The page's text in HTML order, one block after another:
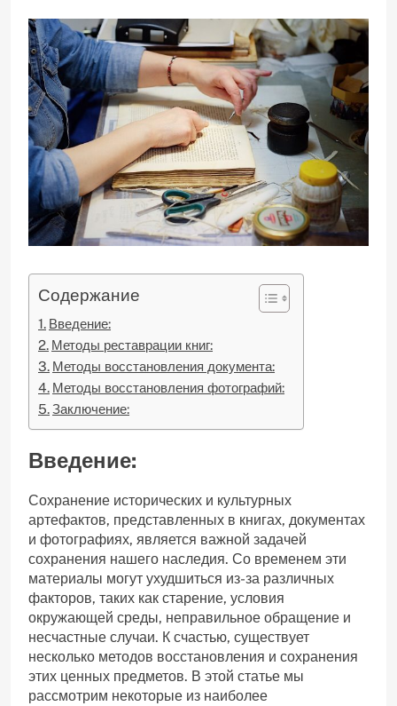
Содержание
Введение:
Методы реставрации книг:
Методы восстановления документа:
Методы восстановления фотографий:
Заключение:
Введение:
Сохранение исторических и культурных
артефактов, представленных в книгах, документах
и ​​фотографиях, является важной задачей
сохранения нашего наследия. Со временем эти
материалы могут ухудшиться из-за различных
факторов, таких как старение, условия
окружающей среды, неправильное обращение и
несчастные случаи. К счастью, существует
несколько методов восстановления и сохранения
этих ценных предметов. В этой статье мы
рассмотрим некоторые из наиболее